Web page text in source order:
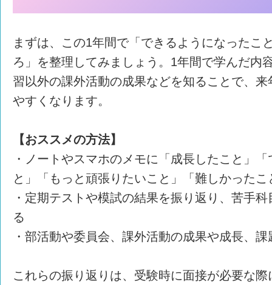
まずは、この1年間で「できるようになったこ
ろ」を整理してみましょう。1年間で学んだ内
習以外の課外活動の成果などを知ることで、
やすくなります。
【おススメの方法】
・ノートやスマホのメモに「成長したこと」
と」「もっと頑張りたいこと」「難しかった
・定期テストや模試の結果を振り返り、苦手
る
・部活動や委員会、課外活動の成果や成長、
これらの振り返りは、受験時に面接が必要な